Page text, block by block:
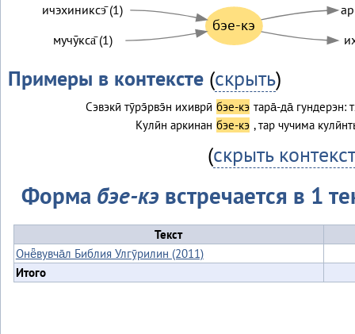
бэе-кэ
ичэхиниксэ̄ (1)
мучӯкса̄ (1)
Примеры в контексте(скрыть)
Сэвэкӣ тӯрэ̄рвэ̄н ихиврӣ бэе-кэ тара̄-да̄ гундерэн:
Кулӣн аркинан бэе-кэ , тар чучима
(скрыть контекст
Форма бэе-кэ встречается в 1
Текст
Онё̄вувча̄л Библия Улгӯрилин (2011)
Итого